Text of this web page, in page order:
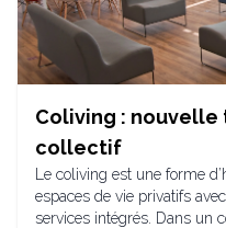
Coliving : nouvelle
collectif
Le coliving est une forme
espaces de vie privatifs
services intégrés. Dans un